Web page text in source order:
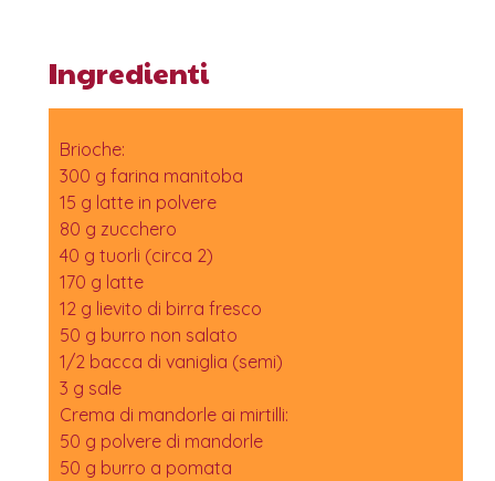
Ingredienti
Brioche:
300 g farina manitoba
15 g latte in polvere
80 g zucchero
40 g tuorli (circa 2)
170 g latte
12 g lievito di birra fresco
50 g burro non salato
1/2 bacca di vaniglia (semi)
3 g sale
Crema di mandorle ai mirtilli:
50 g polvere di mandorle
50 g burro a pomata